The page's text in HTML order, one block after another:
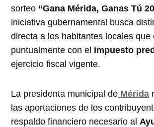
sorteo “Gana Mérida, Ganas Tú
iniciativa gubernamental busca
directa a los habitantes locales que
puntualmente con el impuesto
ejercicio fiscal vigente.
La presidenta municipal de Mérida
las aportaciones de los
respaldo financiero necesario al